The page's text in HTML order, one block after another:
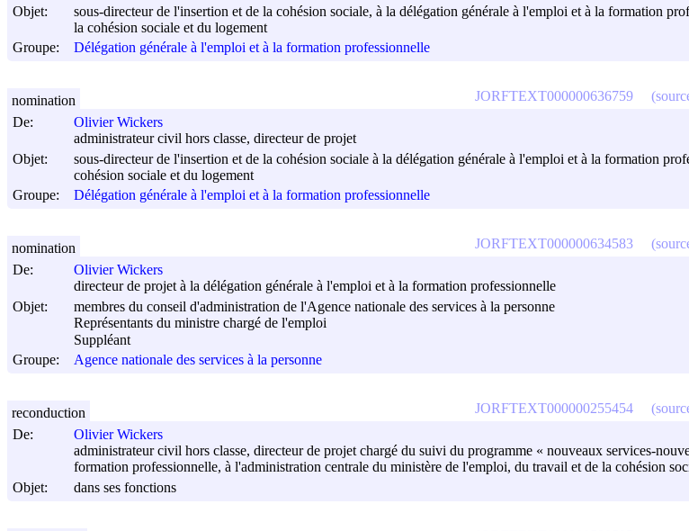
Objet:
sous-directeur de l'insertion et de la cohésion sociale, à la délégation générale à l'emploi et à la formation
la cohésion sociale et du logement
Groupe:
Délégation générale à l'emploi et à la formation professionnelle
De:
Olivier Wickers
administrateur civil hors classe, directeur de projet
Objet:
sous-directeur de l'insertion et de la cohésion sociale à la délégation générale à l'emploi et à la formation
cohésion sociale et du logement
Groupe:
Délégation générale à l'emploi et à la formation professionnelle
JORFTEXT000000636759
nomination
De:
Olivier Wickers
directeur de projet à la délégation générale à l'emploi et à la formation professionnelle
Objet:
membres du conseil d'administration de l'Agence nationale des services à la personne
Représentants du ministre chargé de l'emploi
Suppléant
Groupe:
Agence nationale des services à la personne
JORFTEXT000000634583
nomination
De:
Olivier Wickers
administrateur civil hors classe, directeur de projet chargé du suivi du programme « nouveaux services-
formation professionnelle, à l'administration centrale du ministère de l'emploi, du travail et de la cohésion
Objet:
dans ses fonctions
JORFTEXT000000255454
reconduction